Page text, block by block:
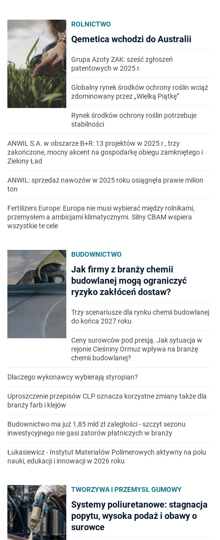
ROLNICTWO
Qemetica wchodzi do Australii
Grupa Azoty ZAK: sześć zgłoszeń
patentowych w 2025 r.
Globalny rynek środków ochrony roślin wciąż
zdominowany przez „Wielką Piątkę”
Rynek środków ochrony roślin potrzebuje
stabilności
ANWIL S.A. w obszarze B+R: 13 projektów w 2025 r., trzy
zakończone, mocny akcent na gospodarkę obiegu zamkniętego i
Zielony Ład
ANWIL: sprzedaż nawozów w 2025 roku osiągnęła prawie milion
ton
Fertilizers Europe: Europa nie musi wybierać między rolnikami,
przemysłem a ambicjami klimatycznymi. Silny CBAM wspiera
wszystkie te cele
BUDOWNICTWO
Jak firmy z branży chemii
budowlanej mogą ograniczyć
ryzyko zakłóceń dostaw?
Trzy scenariusze dla rynku chemii budowlanej
do końca 2027 roku
Ceny surowców pod presją. Jak sytuacja w
rejonie Cieśniny Ormuz wpływa na branżę
chemii budowlanej?
Dlaczego wykonawcy wybierają styropian?
Uproszczenie przepisów CLP oznacza korzystne zmiany także dla
branży farb i klejów
Budownictwo ma już 1,85 mld zł zaległości - szczyt sezonu
inwestycyjnego nie gasi zatorów płatniczych w branży
Łukasiewicz - Instytut Materiałów Polimerowych aktywny na polu
nauki, edukacji i innowacji w 2026 roku
TWORZYWA I PRZEMYSŁ GUMOWY
Systemy poliuretanowe: stagnacja
popytu, wysoka podaż i obawy o
surowce